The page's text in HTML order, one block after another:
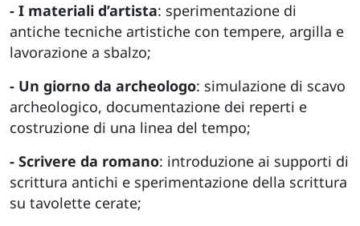
- I materiali d’artista: sperimentazione di
antiche tecniche artistiche con tempere, argilla e
lavorazione a sbalzo;
- Un giorno da archeologo: simulazione di scavo
archeologico, documentazione dei reperti e
costruzione di una linea del tempo;
- Scrivere da romano: introduzione ai supporti di
scrittura antichi e sperimentazione della scrittura
su tavolette cerate;